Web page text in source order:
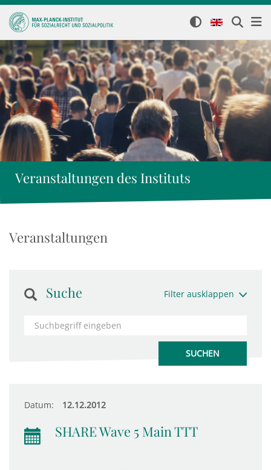
Veranstaltungen des Instituts
Veranstaltungen
Suche Filter ausklappen
Datum: 12.12.2012
SHARE Wave 5 Main TTT